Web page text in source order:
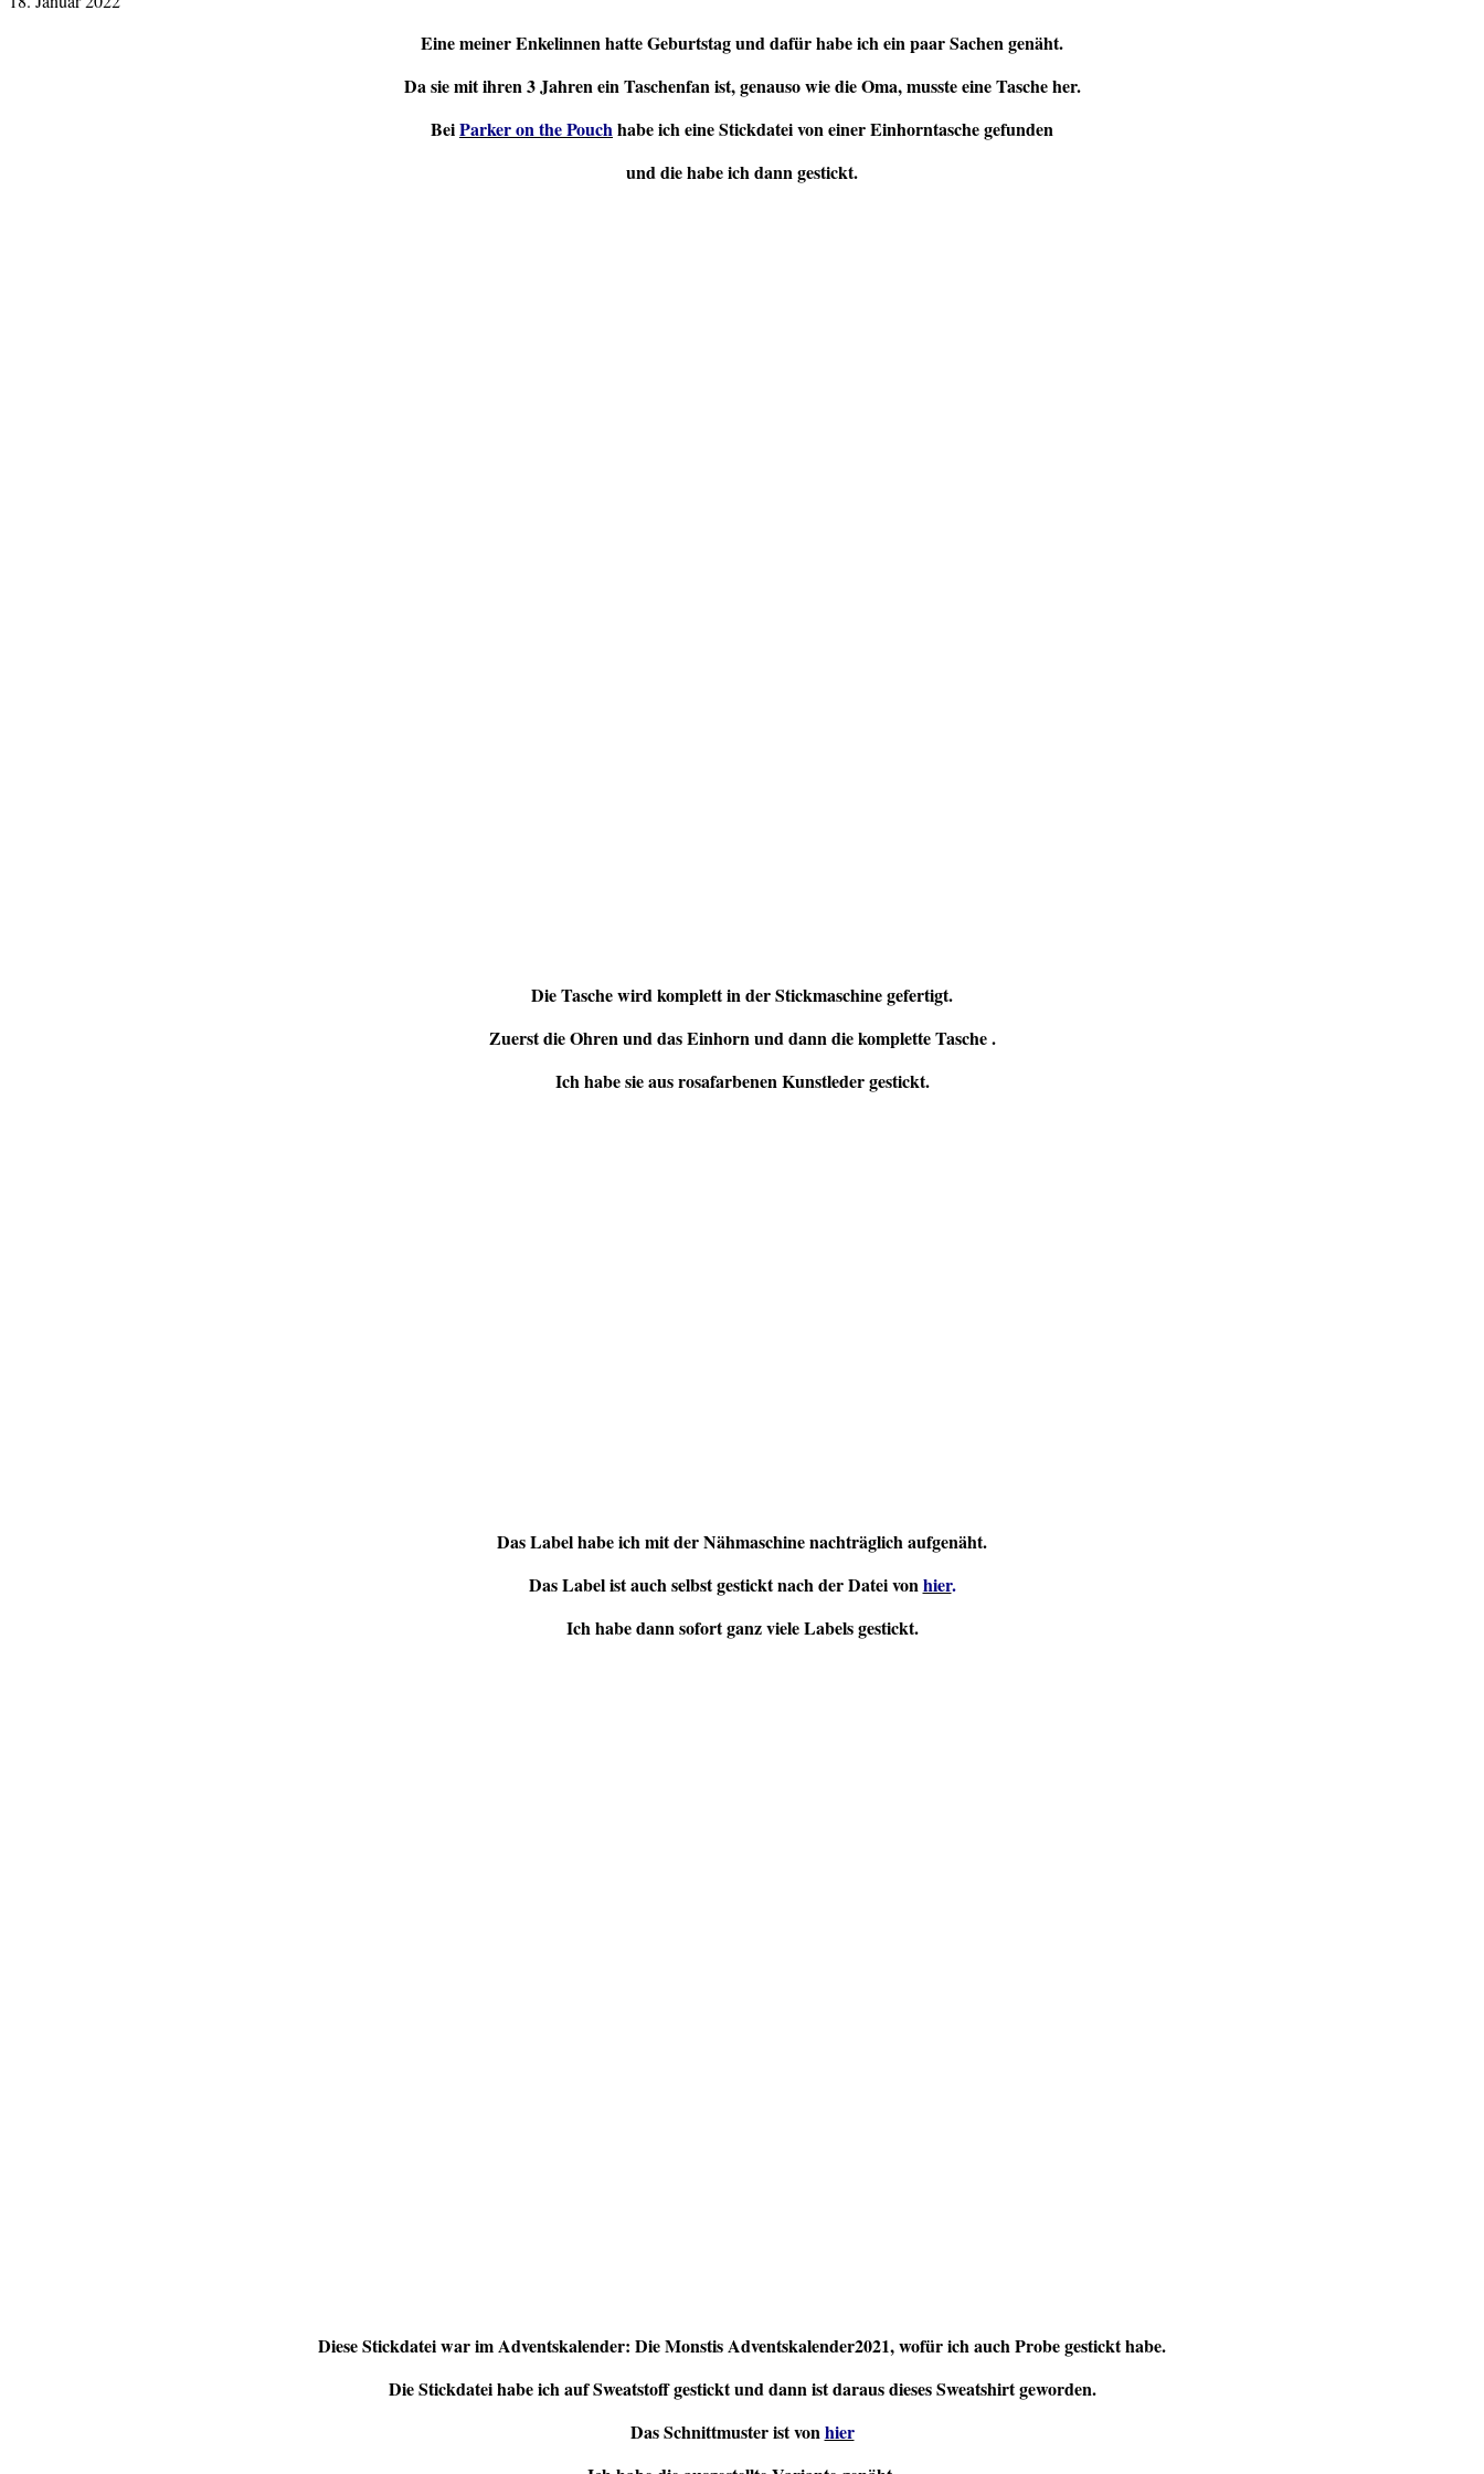
Eine meiner Enkelinnen hatte Geburtstag und dafür habe ich ein paar Sachen genäht.
Da sie mit ihren 3 Jahren ein Taschenfan ist, genauso wie die Oma, musste eine Tasche her.
BeiParker on the Pouchhabe ich eine Stickdatei von einer Einhorntasche gefunden
und die habe ich dann gestickt.
Die Tasche wird komplett in der Stickmaschine gefertigt.
Zuerst die Ohren und das Einhorn und dann die komplette Tasche .
Ich habe sie aus rosafarbenen Kunstleder gestickt.
Das Label habe ich mit der Nähmaschine nachträglich aufgenäht.
Das Label ist auch selbst gestickt nach der Datei vonhier.
Ich habe dann sofort ganz viele Labels gestickt.
Diese Stickdatei war im Adventskalender: Die Monstis Adventskalender2021, wofür ich auch Probe gestickt habe.
Die Stickdatei habe ich auf Sweatstoff gestickt und dann ist daraus dieses Sweatshirt geworden.
Das Schnittmuster ist vonhier